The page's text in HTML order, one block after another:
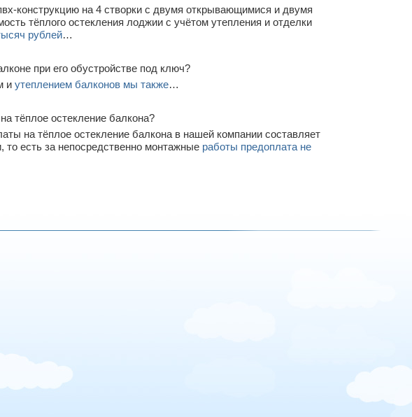
конструкцию на 4 створки с двумя открывающимися и двумя
тёплого остекления лоджии с учётом утепления и отделки
рублей…
при его обустройстве под ключ?
и утеплением балконов мы также…
тёплое остекление балкона?
на тёплое остекление балкона в нашей компании составляет
то есть за непосредственно монтажные работы предоплата не